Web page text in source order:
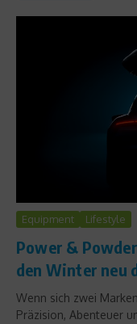
Equipment Lifestyle
Power &
den Winter neu
Wenn sich zwei
Präzision, Abenteuer